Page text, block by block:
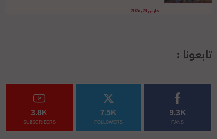
مارس 24, 2026
تابعونا :
9.3K
FANS
7.5K
FOLLOWERS
3.8K
SUBSCRIBERS